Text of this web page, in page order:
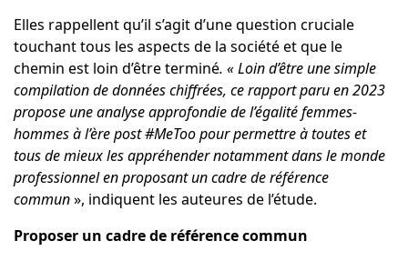
Elles rappellent qu’il s’agit d’une question cruciale
touchant tous les aspects de la société et que le
chemin est loin d’être terminé. « Loin d’être une simple
compilation de données chiffrées, ce rapport paru en 2023
propose une analyse approfondie de l’égalité femmes-
hommes à l’ère post #MeToo pour permettre à toutes et
tous de mieux les appréhender notamment dans le monde
professionnel en proposant un cadre de référence
commun», indiquent les auteures de l’étude.
Proposer un cadre de référence commun